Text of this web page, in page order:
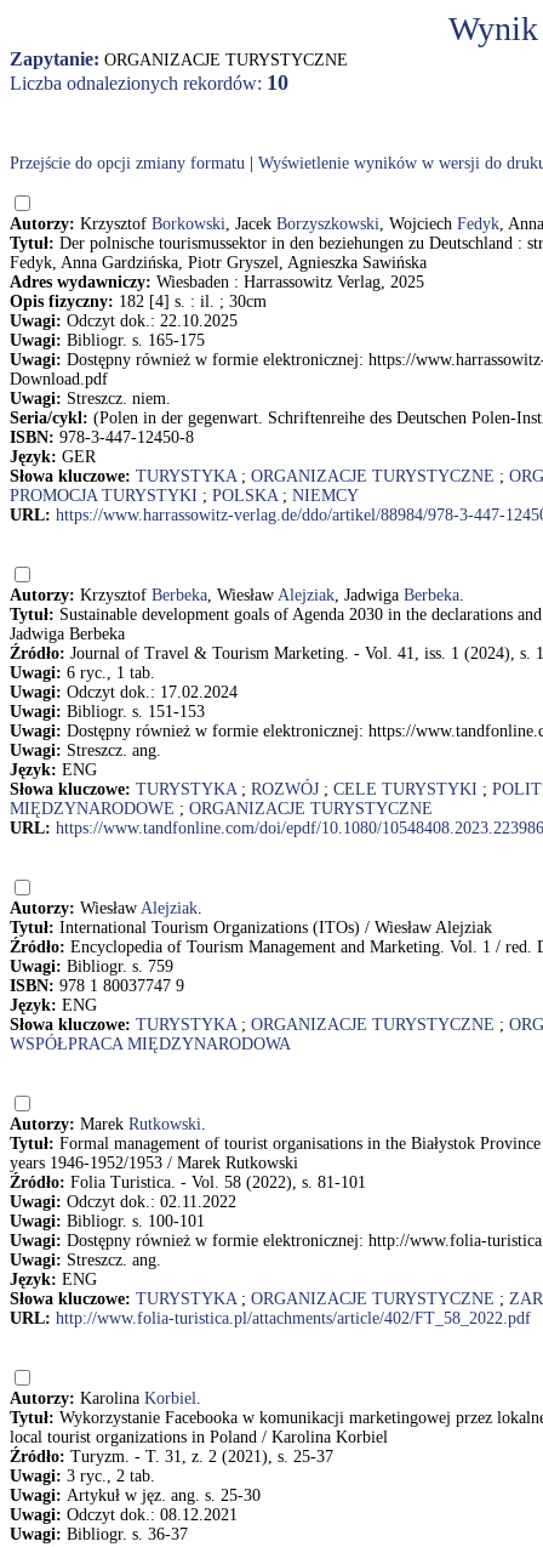
Zapytanie: ORGANIZACJE TURYSTYCZNE
Liczba odnalezionych rekordów: 10
Przejście do opcji zmiany formatu Wyświetlenie wyników w wersji do
Autorzy: Krzysztof Borkowski, Jacek Borzyszkowski, Wojciech Fedyk,
Tytuł: Der polnische tourismussektor in den beziehungen zu Deutschland :
Fedyk, Anna Gardzińska, Piotr Gryszel, Agnieszka Sawińska
Adres wydawniczy: Wiesbaden : Harrassowitz Verlag, 2025
Opis fizyczny: 182 [4] s. : il. ; 30cm
Uwagi: Odczyt dok.: 22.10.2025
Uwagi: Bibliogr. s. 165-175
Uwagi: Dostępny również w formie elektronicznej: https://
Download.pdf
Uwagi: Streszcz. niem.
Seria/cykl: (Polen in der gegenwart. Schriftenreihe des Deutschen Polen-
ISBN: 978-3-447-12450-8
Język: GER
Słowa kluczowe: TURYSTYKA; ORGANIZACJE TURYSTYCZNE ;
PROMOCJA TURYSTYKI ; POLSKA; NIEMCY
URL: https://www.harrassowitz-verlag.de/ddo/artikel/88984/978-3-447-
Autorzy: Krzysztof Berbeka, Wiesław Alejziak, Jadwiga Berbeka.
Tytuł: Sustainable development goals of Agenda 2030 in the declarations
Jadwiga Berbeka
Źródło: Journal of Travel & Tourism Marketing. - Vol. 41, iss. 1 (2024), s.
Uwagi: 6 ryc., 1 tab.
Uwagi: Odczyt dok.: 17.02.2024
Uwagi: Bibliogr. s. 151-153
Uwagi: Dostępny również w formie elektronicznej: https://
Uwagi: Streszcz. ang.
Język: ENG
Słowa kluczowe: TURYSTYKA; ROZWÓJ ; CELE TURYSTYKI ;
MIĘDZYNARODOWE ; ORGANIZACJE TURYSTYCZNE
URL: https://www.tandfonline.com/doi/epdf/10.1080/
Autorzy: Wiesław Alejziak.
Tytuł: International Tourism Organizations (ITOs) / Wiesław Alejziak
Źródło: Encyclopedia of Tourism Management and Marketing. Vol. 1 /
Uwagi: Bibliogr. s. 759
ISBN: 978 1 80037747 9
Język: ENG
Słowa kluczowe: TURYSTYKA; ORGANIZACJE TURYSTYCZNE ;
WSPÓŁPRACA MIĘDZYNARODOWA
Autorzy: Marek Rutkowski.
Tytuł: Formal management of tourist organisations in the Białystok
years 1946-1952/1953 / Marek Rutkowski
Źródło: Folia Turistica. - Vol. 58 (2022), s. 81-101
Uwagi: Odczyt dok.: 02.11.2022
Uwagi: Bibliogr. s. 100-101
Uwagi: Dostępny również w formie elektronicznej: http://www.folia-
Uwagi: Streszcz. ang.
Język: ENG
Słowa kluczowe: TURYSTYKA; ORGANIZACJE TURYSTYCZNE ;
URL: http://www.folia-turistica.pl/attachments/article/402/FT_58_2022.pdf
Autorzy: Karolina Korbiel.
Tytuł: Wykorzystanie Facebooka w komunikacji marketingowej przez
local tourist organizations in Poland / Karolina Korbiel
Źródło: Turyzm. - T. 31, z. 2 (2021), s. 25-37
Uwagi: 3 ryc., 2 tab.
Uwagi: Artykuł w jęz. ang. s. 25-30
Uwagi: Odczyt dok.: 08.12.2021
Uwagi: Bibliogr. s. 36-37